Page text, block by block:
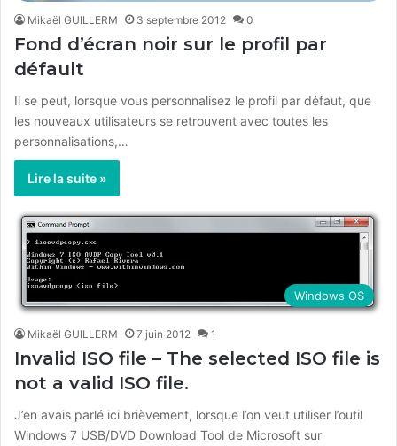
Mikaël GUILLERM 3 septembre 2012 0
Fond d’écran noir sur le profil par
défault
Il se peut, lorsque vous personnalisez le profil par défaut, que
les nouveaux utilisateurs se retrouvent avec toutes les
personnalisations,…
Lire la suite »
Windows OS
Mikaël GUILLERM 7 juin 2012 1
Invalid ISO file – The selected ISO file is
not a valid ISO file.
J’en avais parlé ici brièvement, lorsque l’on veut utiliser l’outil
Windows 7 USB/DVD Download Tool de Microsoft sur